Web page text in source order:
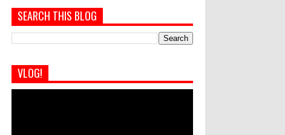
SEARCH THIS BLOG
VLOG!